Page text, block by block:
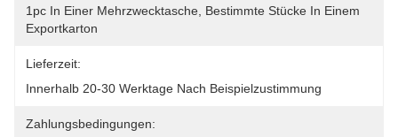
1pc In Einer Mehrzwecktasche, Bestimmte Stücke In Einem
Exportkarton
Lieferzeit:
Innerhalb 20-30 Werktage Nach Beispielzustimmung
Zahlungsbedingungen: